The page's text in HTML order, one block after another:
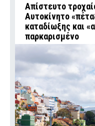
Απίστευτο
Αυτοκίνητο
καταδίωξης και
παρκαρισμένο